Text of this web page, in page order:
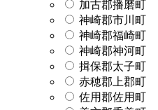
加古郡播磨町
神崎郡市川町
神崎郡福崎町
神崎郡神河町
揖保郡太子町
赤穂郡上郡町
佐用郡佐用町